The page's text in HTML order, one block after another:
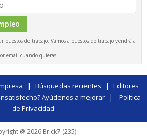
puestos de trabajo, Vamos a puestos de trabajo vendrá a
email cuando quieras.
| Búsquedas recientes | Editores
Ayúdenos a mejorar|
Política
de Privacidad
@ 2026 Brick7 (235)